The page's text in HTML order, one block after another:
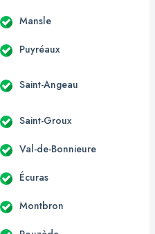
Mansle
Puyréaux
Saint-Angeau
Saint-Groux
Val-de-Bonnieure
Écuras
Montbron